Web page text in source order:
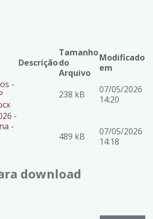
download
Descrição
Tamanho
do
Arquivo
Modificado
em
-
238 kB
07/05/2026
14:20
-
-
489 kB
07/05/2026
14:18